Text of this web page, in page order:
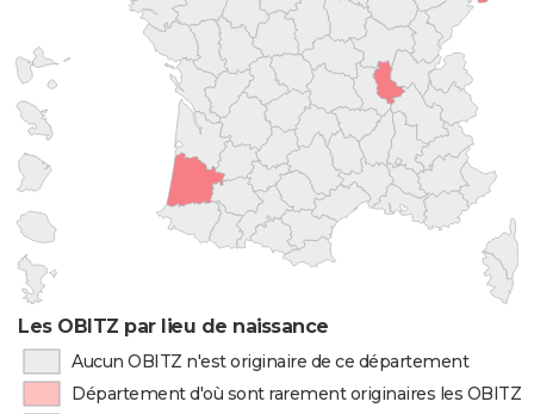
Les OBITZ par lieu de naissance
Aucun OBITZ n'est originaire de ce département
Département d'où sont rarement originaires les OBITZ